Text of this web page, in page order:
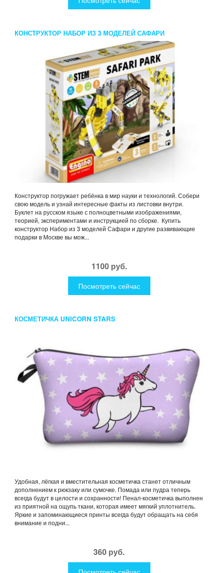
КОНСТРУКТОР НАБОР ИЗ 3 МОДЕЛЕЙ САФАРИ
Конструктор погружает ребёнка в мир науки и технологий. Собери
свою модель и узнай интересные факты из листовки внутри.
Буклет на русском языке с полноцветными изображениями,
теорией, экспериментами и инструкцией по сборке. Купить
конструктор Набор из 3 моделей Сафари и другие развивающие
подарки в Москве вы мож...
1100 руб.
Посмотреть сейчас
КОСМЕТИЧКА UNICORN STARS
Удобная, лёгкая и вместительная косметичка станет отличным
дополнением к рюкзаку или сумочке. Помада или пудра теперь
всегда будут в целости и сохранности! Пенал-косметичка выполнен
из приятной на ощупь ткани, которая имеет мягкий уплотнитель.
Яркие и запоминающиеся принты всегда будут обращать на себя
внимание и подни...
360 руб.